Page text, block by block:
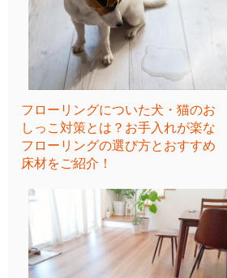
フローリングについた犬・猫のお
しっこ対策とは？お手入れが楽な
フローリングの選び方とおすすめ
床材をご紹介！